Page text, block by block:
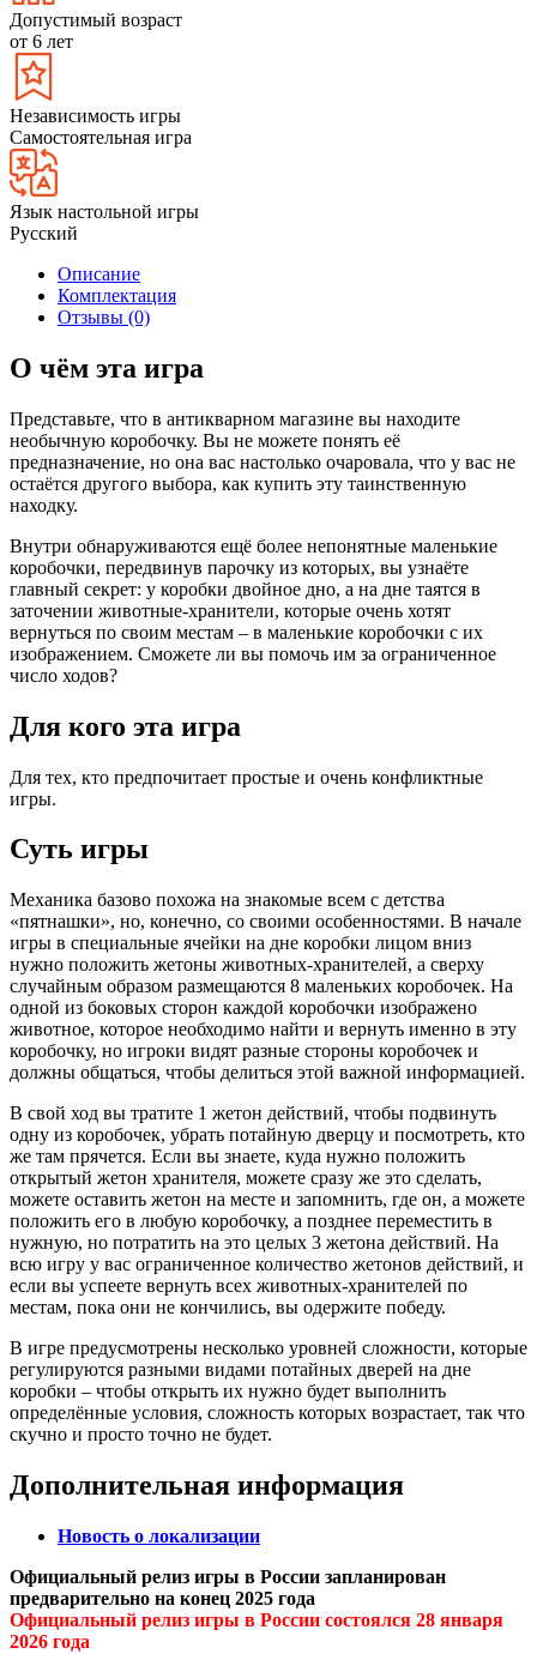
Допустимый возраст
от 6 лет
Независимость игры
Самостоятельная игра
Язык настольной игры
Русский
Описание
Комплектация
Отзывы (0)
О чём эта игра
Представьте, что в антикварном магазине вы находите
необычную коробочку. Вы не можете понять её
предназначение, но она вас настолько очаровала, что у вас не
остаётся другого выбора, как купить эту таинственную
находку.
Внутри обнаруживаются ещё более непонятные маленькие
коробочки, передвинув парочку из которых, вы узнаёте
главный секрет: у коробки двойное дно, а на дне таятся в
заточении животные-хранители, которые очень хотят
вернуться по своим местам – в маленькие коробочки с их
изображением. Сможете ли вы помочь им за ограниченное
число ходов?
Для кого эта игра
Для тех, кто предпочитает простые и очень конфликтные
игры.
Суть игры
Механика базово похожа на знакомые всем с детства
«пятнашки», но, конечно, со своими особенностями. В начале
игры в специальные ячейки на дне коробки лицом вниз
нужно положить жетоны животных-хранителей, а сверху
случайным образом размещаются 8 маленьких коробочек. На
одной из боковых сторон каждой коробочки изображено
животное, которое необходимо найти и вернуть именно в эту
коробочку, но игроки видят разные стороны коробочек и
должны общаться, чтобы делиться этой важной информацией.
В свой ход вы тратите 1 жетон действий, чтобы подвинуть
одну из коробочек, убрать потайную дверцу и посмотреть, кто
же там прячется. Если вы знаете, куда нужно положить
открытый жетон хранителя, можете сразу же это сделать,
можете оставить жетон на месте и запомнить, где он, а можете
положить его в любую коробочку, а позднее переместить в
нужную, но потратить на это целых 3 жетона действий. На
всю игру у вас ограниченное количество жетонов действий, и
если вы успеете вернуть всех животных-хранителей по
местам, пока они не кончились, вы одержите победу.
В игре предусмотрены несколько уровней сложности, которые
регулируются разными видами потайных дверей на дне
коробки – чтобы открыть их нужно будет выполнить
определённые условия, сложность которых возрастает, так что
скучно и просто точно не будет.
Дополнительная информация
Новость о локализации
Официальный релиз игры в России запланирован
предварительно на конец 2025 года
Официальный релиз игры в России состоялся 28 января
2026 года